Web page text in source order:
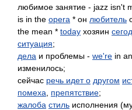
любимое занятие - jazz isn't
is in the opera * он любитель
the mean * today хозяин
ситуация;
дела и проблемы - we're in
изменилось;
сейчас речь идет о другом
помеха
препятствие;
жалоба стиль исполнения